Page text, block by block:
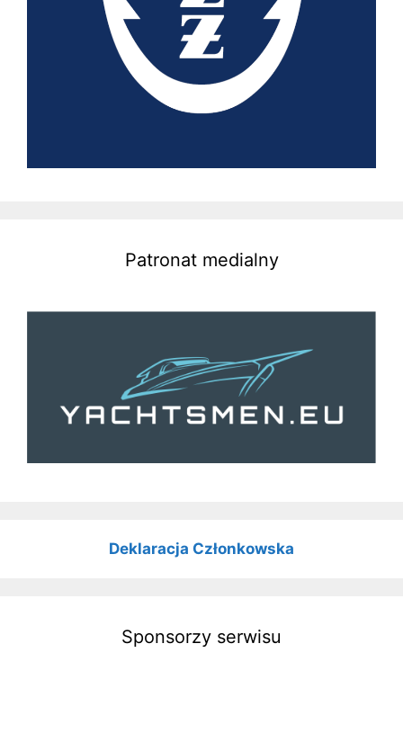
Patronat medialny
Deklaracja Członkowska
Sponsorzy serwisu